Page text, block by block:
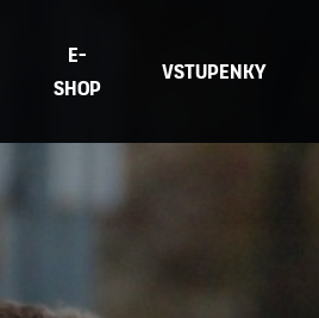
E-
Shop
Vstupenky